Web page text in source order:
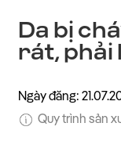
Da bị
rát, phải
Ngày đăng:
Quy trình sản